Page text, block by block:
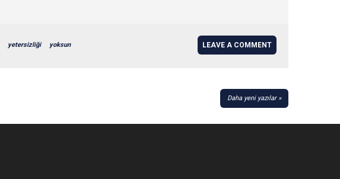
yetersizliği yoksun LEAVE A COMMENT
Daha yeni yazılar